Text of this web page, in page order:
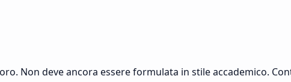
Non deve ancora essere formulata in stile accademico.